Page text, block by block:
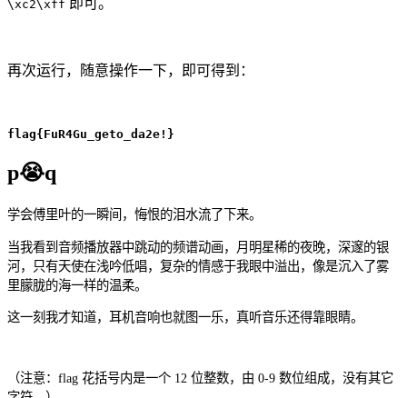
\xc2\xff 即可。
再次运行，随意操作一下，即可得到：
flag{FuR4Gu_geto_da2e!}
p😭q
学会傅里叶的一瞬间，悔恨的泪水流了下来。
当我看到音频播放器中跳动的频谱动画，月明星稀的夜晚，深邃的银
河，只有天使在浅吟低唱，复杂的情感于我眼中溢出，像是沉入了雾
里朦胧的海一样的温柔。
这一刻我才知道，耳机音响也就图一乐，真听音乐还得靠眼睛。
（注意：flag 花括号内是一个 12 位整数，由 0-9 数位组成，没有其它